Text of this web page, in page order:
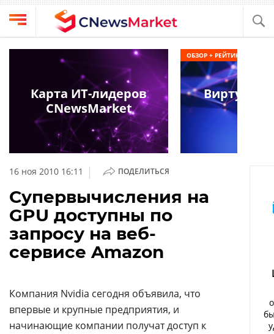
Выбрать
провайдера
Компании
обзоры
кабинет
О
проекте
CNews
Техника
CNews
Конференции
Техника
16 ноя 2010 16:11 | ПОДЕЛИТЬСЯ
Супервычисления на
GPU доступны по
запросу на веб-
сервисе Amazon
Компания Nvidia сегодня объявила, что
впервые и крупные предприятия, и
начинающие компании получат доступ к
Карта ИТ-лидеров
CNewsMarket
ОБЗОР + РЕЙТИНГ